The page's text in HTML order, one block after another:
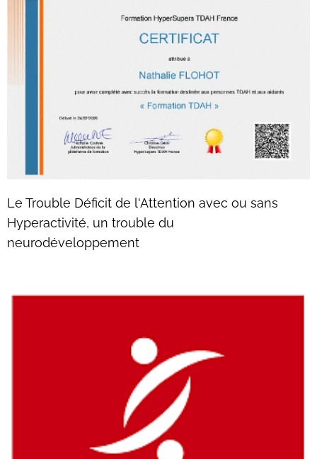
Le Trouble Déficit de l'Attention avec ou sans
Hyperactivité, un trouble du
neurodéveloppement